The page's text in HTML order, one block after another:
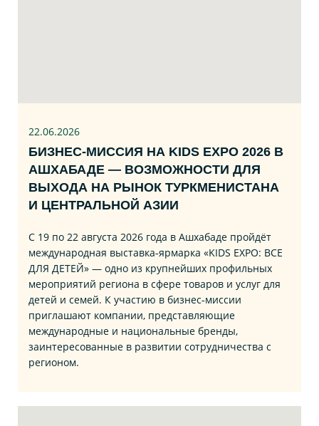
22.06.2026
БИЗНЕС‑МИССИЯ НА KIDS EXPO 2026 В
АШХАБАДЕ — ВОЗМОЖНОСТИ ДЛЯ
ВЫХОДА НА РЫНОК ТУРКМЕНИСТАНА
И ЦЕНТРАЛЬНОЙ АЗИИ
С 19 по 22 августа 2026 года в Ашхабаде пройдёт
международная выставка‑ярмарка «KIDS EXPO: ВСЕ
ДЛЯ ДЕТЕЙ» — одно из крупнейших профильных
мероприятий региона в сфере товаров и услуг для
детей и семей. К участию в бизнес‑миссии
приглашают компании, представляющие
международные и национальные бренды,
заинтересованные в развитии сотрудничества с
регионом.